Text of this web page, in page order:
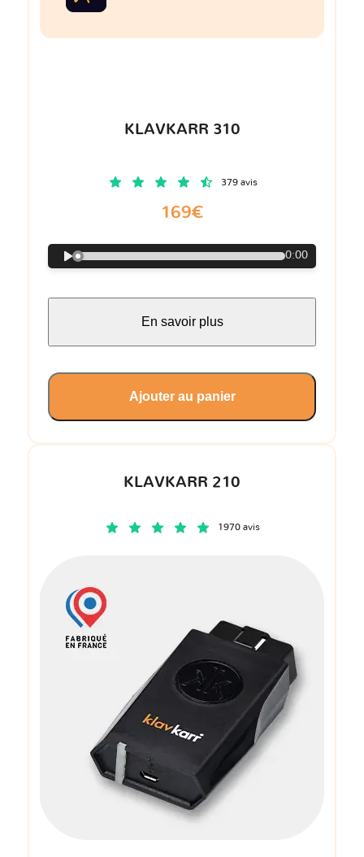
KLAVKARR 210
1970 avis
KLAVKARR 310
379 avis
169€
0:00
En savoir plus
Ajouter au panier